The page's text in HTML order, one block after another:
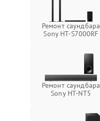
Ремонт саундбара
Sony HT-S7000RF
Ремонт саундбара
Sony HT-NT5